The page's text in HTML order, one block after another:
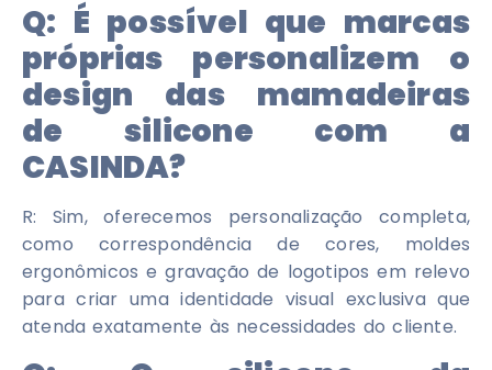
Q: É possível que marcas
próprias personalizem o
design das mamadeiras
de silicone com a
CASINDA?
R: Sim, oferecemos personalização completa,
como correspondência de cores, moldes
ergonômicos e gravação de logotipos em relevo
para criar uma identidade visual exclusiva que
atenda exatamente às necessidades do cliente.